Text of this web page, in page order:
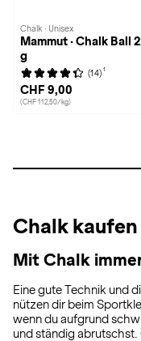
Chalk · Unisex
Mammut · Chalk Ball
g
(14) 1
CHF 9,00
(CHF 112,50/kg)
Chalk kaufen
Mit Chalk
Eine gute Technik und
nützen dir beim
wenn du aufgrund
und ständig